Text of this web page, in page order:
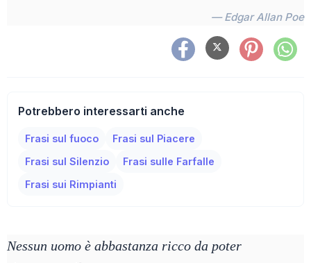
— Edgar Allan Poe
Potrebbero interessarti anche
Frasi sul fuoco
Frasi sul Piacere
Frasi sul Silenzio
Frasi sulle Farfalle
Frasi sui Rimpianti
Nessun uomo è abbastanza ricco da poter